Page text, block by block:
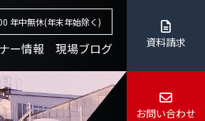
年中無休(年末年始除く)
ー情報 現場ブログ 資料請求
お問い合わせ